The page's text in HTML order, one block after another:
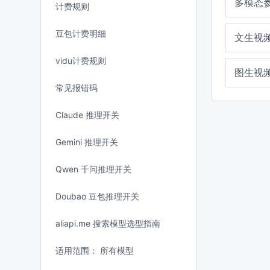
计费规则
豆包计费明细
vidu计费规则
常见报错码
Claude 推理开关
Gemini 推理开关
Qwen 千问推理开关
Doubao 豆包推理开关
aliapi.me 搜索模型选型指南
适用范围： 所有模型
多模态
文生视
图生视